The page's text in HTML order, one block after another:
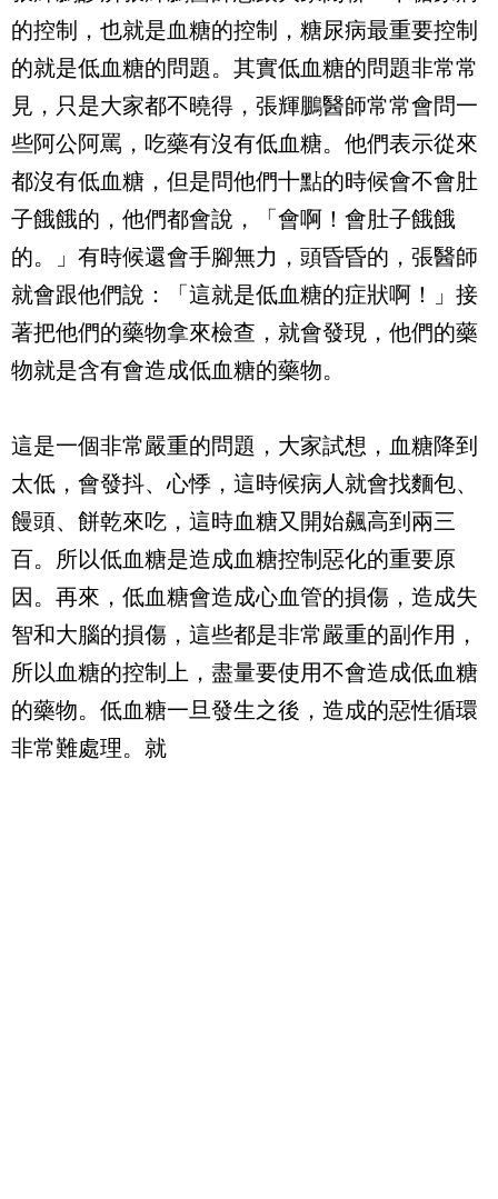
的控制，也就是血糖的控制，糖尿病最重要控制
的就是低血糖的問題。其實低血糖的問題非常常
見，只是大家都不曉得，張輝鵬醫師常常會問一
些阿公阿罵，吃藥有沒有低血糖。他們表示從來
都沒有低血糖，但是問他們十點的時候會不會肚
子餓餓的，他們都會說，「會啊！會肚子餓餓
的。」有時候還會手腳無力，頭昏昏的，張醫師
就會跟他們說：「這就是低血糖的症狀啊！」接
著把他們的藥物拿來檢查，就會發現，他們的藥
物就是含有會造成低血糖的藥物。
這是一個非常嚴重的問題，大家試想，血糖降到
太低，會發抖、心悸，這時候病人就會找麵包、
饅頭、餅乾來吃，這時血糖又開始飆高到兩三
百。所以低血糖是造成血糖控制惡化的重要原
因。再來，低血糖會造成心血管的損傷，造成失
智和大腦的損傷，這些都是非常嚴重的副作用，
所以血糖的控制上，盡量要使用不會造成低血糖
的藥物。低血糖一旦發生之後，造成的惡性循環
非常難處理。就